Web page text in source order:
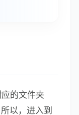
的文件夹
以，进入到